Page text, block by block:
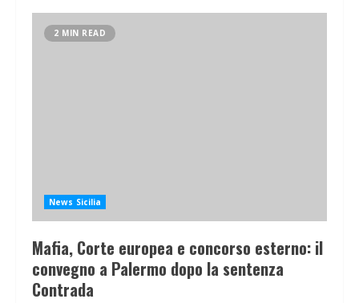
2 MIN READ
News Sicilia
Mafia, Corte europea e concorso esterno: il
convegno a Palermo dopo la sentenza
Contrada